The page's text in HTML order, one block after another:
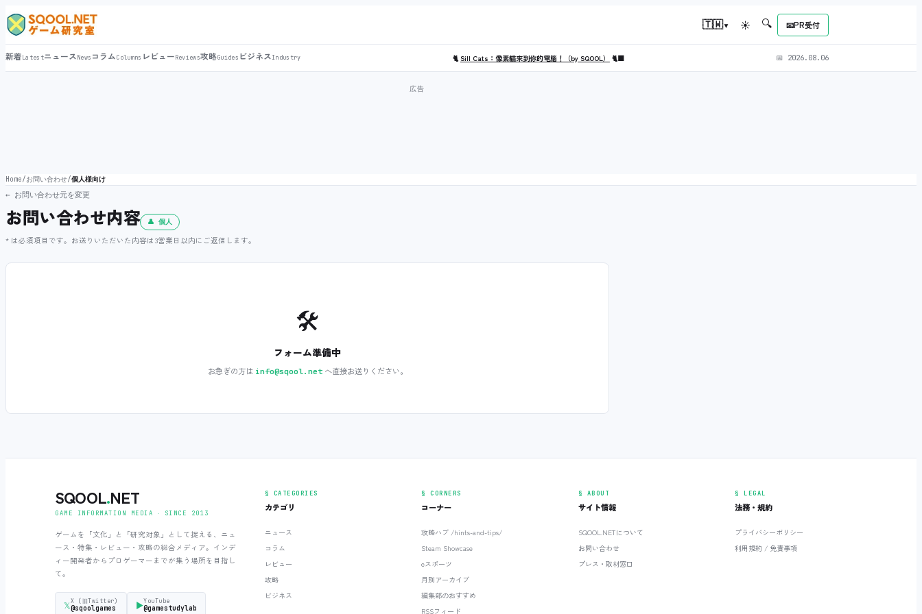
🇹🇼▾ ☀ 🔍 📧PR受付
新着LatestニュースNews コラムColumns レビューReviews攻略Guides ビジネスIndustry 🐈Sill Cats：像素貓來到你的電腦！（by SQOOL） 🐈‍⬛ 📅 2026.08.06
Home/お問い合わせ/個人様向け
← お問い合わせ元を変更
お問い合わせ内容 👤 個人
* は必須項目です。お送りいただいた内容は3営業日以内にご返信します。
🛠️
フォーム準備中
お急ぎの方は info@sqool.netへ直接お送りください。
SQOOL.NET
GAME INFORMATION MEDIA ‧ SINCE 2013
ゲームを「文化」と「研究対象」として捉える、ニュ
ース・特集・レビュー・攻略の総合メディア。インデ
ィー開発者からプロゲーマーまでが集う場所を目指し
て。
𝕏X (旧Twitter)
@sqoolgames ▶YouTube
@gamestudylab
§ CATEGORIES
カテゴリ
ニュース
コラム
レビュー
攻略
ビジネス
§ CORNERS
コーナー
攻略ハブ /hints-and-tips/
Steam Showcase
eスポーツ
月別アーカイブ
編集部のおすすめ
RSSフィード
§ ABOUT
サイト情報
SQOOL.NETについて
お問い合わせ
プレス・取材窓口
§ LEGAL
法務・規約
プライバシーポリシー
利用規約 / 免責事項